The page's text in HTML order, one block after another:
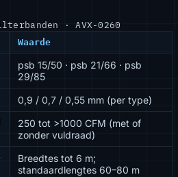
· AVX-0260
Waarde
psb 15/50 · psb 21/66 · psb
29/85
0,9 / 0,7 / 0,55 mm (per type)
250 tot >1000 CFM (met of
zonder vuldraad)
Breedtes tot 6 m;
standaardlengtes 60–80 m